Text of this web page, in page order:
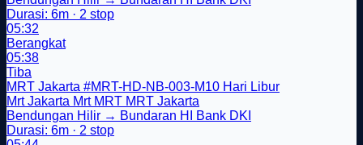
Durasi: 6m · 2 stop
05:32
Berangkat
05:38
Tiba
MRT Jakarta #MRT-HD-NB-003-M10 Hari Libur
Mrt Jakarta Mrt MRT MRT Jakarta
Bendungan Hilir → Bundaran HI Bank DKI
Durasi: 6m · 2 stop